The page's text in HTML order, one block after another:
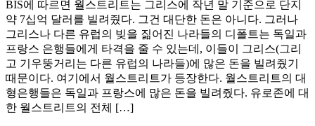
BIS에 따르면 월스트리트는 그리스에 작년 말 기준으로 단지
약 7십억 달러를 빌려줬다. 그건 대단한 돈은 아니다. 그러나
그리스나 다른 유럽의 빚을 짊어진 나라들의 디폴트는 독일과
프랑스 은행들에게 타격을 줄 수 있는데, 이들이 그리스(그리
고 기우뚱거리는 다른 유럽의 나라들)에 많은 돈을 빌려줬기
때문이다. 여기에서 월스트리트가 등장한다. 월스트리트의 대
형은행들은 독일과 프랑스에 많은 돈을 빌려줬다. 유로존에 대
한 월스트리트의 전체 […]